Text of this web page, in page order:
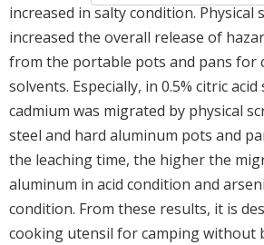
increased in salty condition. Physical
increased the overall release of
from the portable pots and pans for
solvents. Especially, in 0.5% citric
cadmium was migrated by physical
steel and hard aluminum pots and
the leaching time, the higher the
aluminum in acid condition and
condition. From these results, it is
cooking utensil for camping without